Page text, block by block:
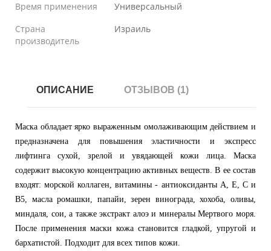
Время применения
Универсальный
Страна
производитель
Израиль
ОПИСАНИЕ ОТЗЫВОВ (1)
Маска обладает ярко выраженным омолаживающим действием и
предназначена для повышения эластичности и экспресс
лифтинга сухой, зрелой и увядающей кожи лица. Маска
содержит высокую концентрацию активных веществ. В ее состав
входят: морской коллаген, витамины - антиоксиданты А, Е, С и
В5, масла ромашки, папайи, зерен винограда, хохоба, оливы,
миндаля, сои, а также экстракт алоэ и минералы Мертвого моря.
После применения маски кожа становится гладкой, упругой и
бархатистой. Подходит для всех типов кожи.